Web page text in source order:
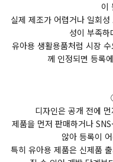
이
실제 제조가 어렵거나 일회
성이 부족
유아용 생활용품처럼 시장
께 인정되면 등록
디자인은 공개 전에
제품을 먼저 판매하거나
않아 등록이
특히 유아용 제품은 신제품